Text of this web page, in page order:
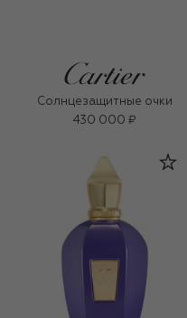
Солнцезащитные очки
430 000 ₽